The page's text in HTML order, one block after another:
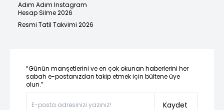
Adım Adım Instagram
Hesap Silme 2026
Resmi Tatil Takvimi 2026
“Günün manşetlerini ve en çok okunan haberlerini her
sabah e-postanızdan takip etmek için bültene üye
olun.”
Kaydet